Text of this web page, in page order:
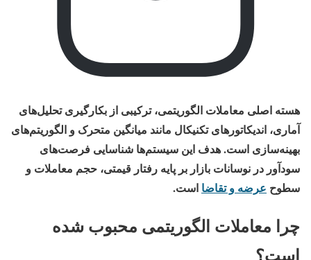
هسته اصلی معاملات الگوریتمی، ترکیبی از بکارگیری تحلیل‌های
آماری، اندیکاتورهای تکنیکال مانند میانگین متحرک و الگوریتم‌های
بهینه‌سازی است. هدف این سیستم‌ها شناسایی فرصت‌های
سودآور در نوسانات بازار بر پایه رفتار قیمتی، حجم معاملات و
سطوح عرضه و تقاضا است.
چرا معاملات الگوریتمی محبوب شده
است؟